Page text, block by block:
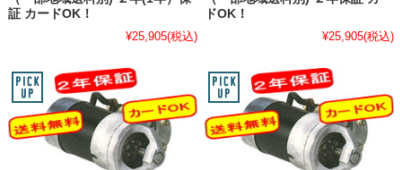
証 カードOK！
¥25,905(税込)
ドOK！
¥25,905(税込)